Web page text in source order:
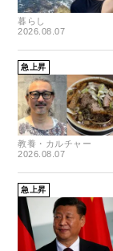
暮らし
2026.08.07
急上昇
教養・カルチャー
2026.08.07
急上昇